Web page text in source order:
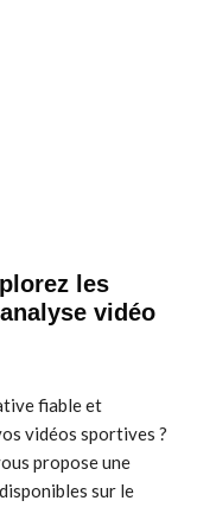
les
vidéo
fiable et
vidéos sportives ?
propose une
sur le